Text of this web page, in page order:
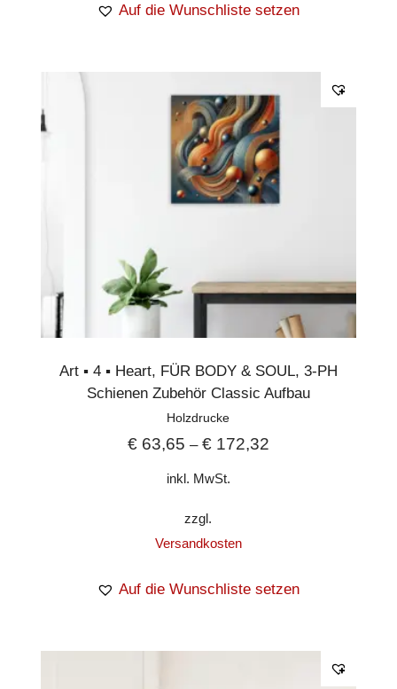
Auf die Wunschliste setzen
Art ▪︎ 4 ▪︎ Heart, FÜR BODY & SOUL, 3-PH
Schienen Zubehör Classic Aufbau
Holzdrucke
€63,65 – €172,32
inkl. MwSt.
zzgl.
Versandkosten
Auf die Wunschliste setzen